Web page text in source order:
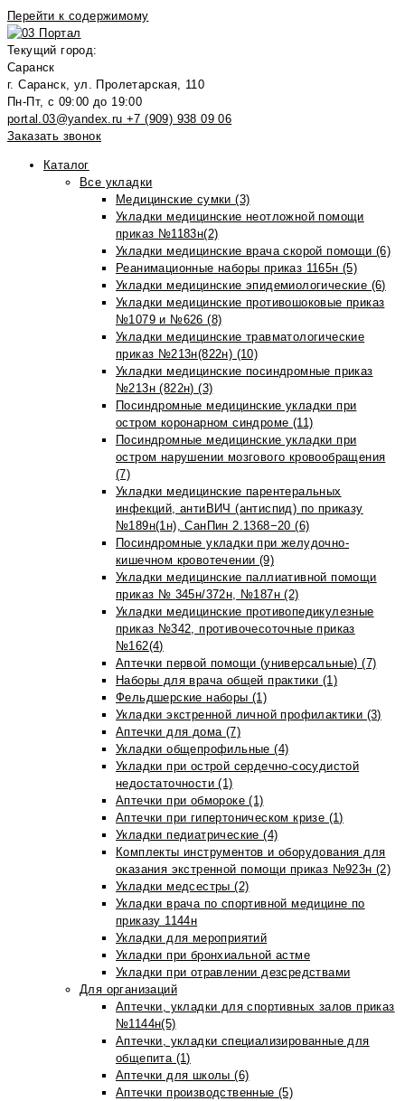
Перейти к содержимому
Текущий город:
Саранск
г. Саранск, ул. Пролетарская, 110
Пн-Пт, с 09:00 до 19:00
portal.03@yandex.ru +7 (909) 938 09 06
Заказать звонок
Каталог
Все укладки
Медицинские сумки (3)
Укладки медицинские неотложной помощи
приказ №1183н(2)
Укладки медицинские врача скорой помощи (6)
Реанимационные наборы приказ 1165н (5)
Укладки медицинские эпидемиологические (6)
Укладки медицинские противошоковые приказ
№1079 и №626 (8)
Укладки медицинские травматологические
приказ №213н(822н) (10)
Укладки медицинские посиндромные приказ
№213н (822н) (3)
Посиндромные медицинские укладки при
остром коронарном синдроме (11)
Посиндромные медицинские укладки при
остром нарушении мозгового кровообращения
(7)
Укладки медицинские парентеральных
инфекций, антиВИЧ (антиспид) по приказу
№189н(1н), СанПин 2.1368−20 (6)
Посиндромные укладки при желудочно-
кишечном кровотечении (9)
Укладки медицинские паллиативной помощи
приказ № 345н/372н, №187н (2)
Укладки медицинские противопедикулезные
приказ №342, противочесоточные приказ
№162(4)
Аптечки первой помощи (универсальные) (7)
Наборы для врача общей практики (1)
Фельдшерские наборы (1)
Укладки экстренной личной профилактики (3)
Аптечки для дома (7)
Укладки общепрофильные (4)
Укладки при острой сердечно-сосудистой
недостаточности (1)
Аптечки при обмороке (1)
Аптечки при гипертоническом кризе (1)
Укладки педиатрические (4)
Комплекты инструментов и оборудования для
оказания экстренной помощи приказ №923н (2)
Укладки медсестры (2)
Укладки врача по спортивной медицине по
приказу 1144н
Укладки для мероприятий
Укладки при бронхиальной астме
Укладки при отравлении дезсредствами
Для организаций
Аптечки, укладки для спортивных залов приказ
№1144н(5)
Аптечки, укладки специализированные для
общепита (1)
Аптечки для школы (6)
Аптечки производственные (5)